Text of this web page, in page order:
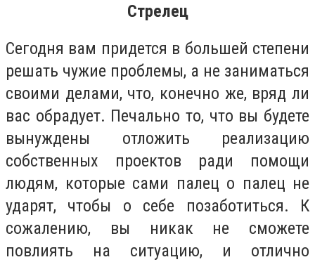
Стрелец
Сегодня вам придется в большей степени
решать чужие проблемы, а не заниматься
своими делами, что, конечно же, вряд ли
вас обрадует. Печально то, что вы будете
вынуждены отложить реализацию
собственных проектов ради помощи
людям, которые сами палец о палец не
ударят, чтобы о себе позаботиться. К
сожалению, вы никак не сможете
повлиять на ситуацию, и отлично